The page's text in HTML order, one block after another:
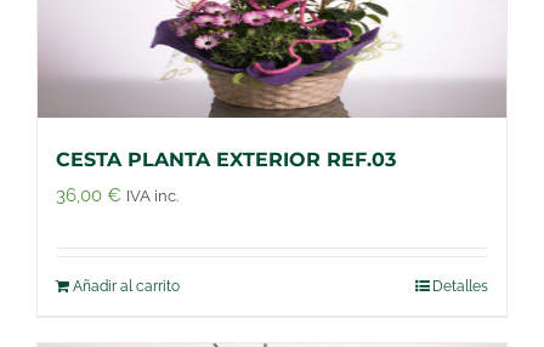
CESTA PLANTA EXTERIOR REF.03
36,00 € IVA inc.
Añadir al carrito Detalles